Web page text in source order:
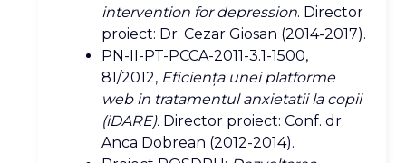
intervention for depression. Director
proiect: Dr. Cezar Giosan (2014-2017).
PN-II-PT-PCCA-2011-3.1-1500,
81/2012, Eficienţa unei platforme
web in tratamentul anxietatii la copii
(iDARE).Director proiect: Conf. dr.
Anca Dobrean (2012-2014).